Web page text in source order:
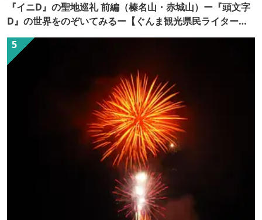
『イニD』の聖地巡礼 前編（榛名山・赤城山）ー『頭文字
D』の世界をのぞいてみるー【ぐんま観光県民ライター
（ぐん記者）】